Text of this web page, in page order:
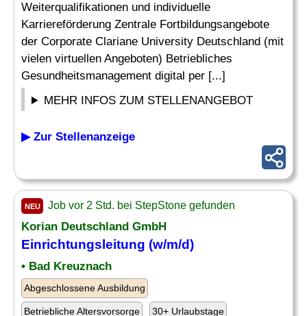
Weiterqualifikationen und individuelle
Karriereförderung Zentrale Fortbildungsangebote
der Corporate Clariane University Deutschland (mit
vielen virtuellen Angeboten) Betriebliches
Gesundheitsmanagement digital per [...]
MEHR INFOS ZUM STELLENANGEBOT
▶ Zur Stellenanzeige
NEU Job vor 2 Std. bei StepStone gefunden
Korian Deutschland GmbH
Einrichtungsleitung (w/m/d)
• Bad Kreuznach
Abgeschlossene Ausbildung
Betriebliche Altersvorsorge 30+ Urlaubstage